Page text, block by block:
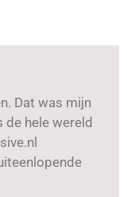
Dat was mijn
de hele wereld